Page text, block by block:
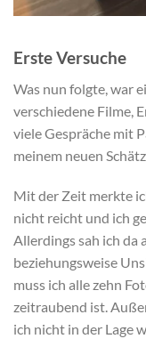
Erste Versuche
Was nun folgte, war
verschiedene Filme,
viele Gespräche mit
meinem neuen
Mit der Zeit merkte
nicht reicht und ich
Allerdings sah ich da
beziehungsweise
muss ich alle zehn
zeitraubend ist.
ich nicht in der Lage